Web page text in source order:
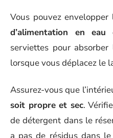
Vous pouvez envelopper
d’alimentation en eau
serviettes pour absorber
lorsque vous déplacez le
Assurez-vous que
soit propre et sec.
de détergent dans le
a pas de résidus dans